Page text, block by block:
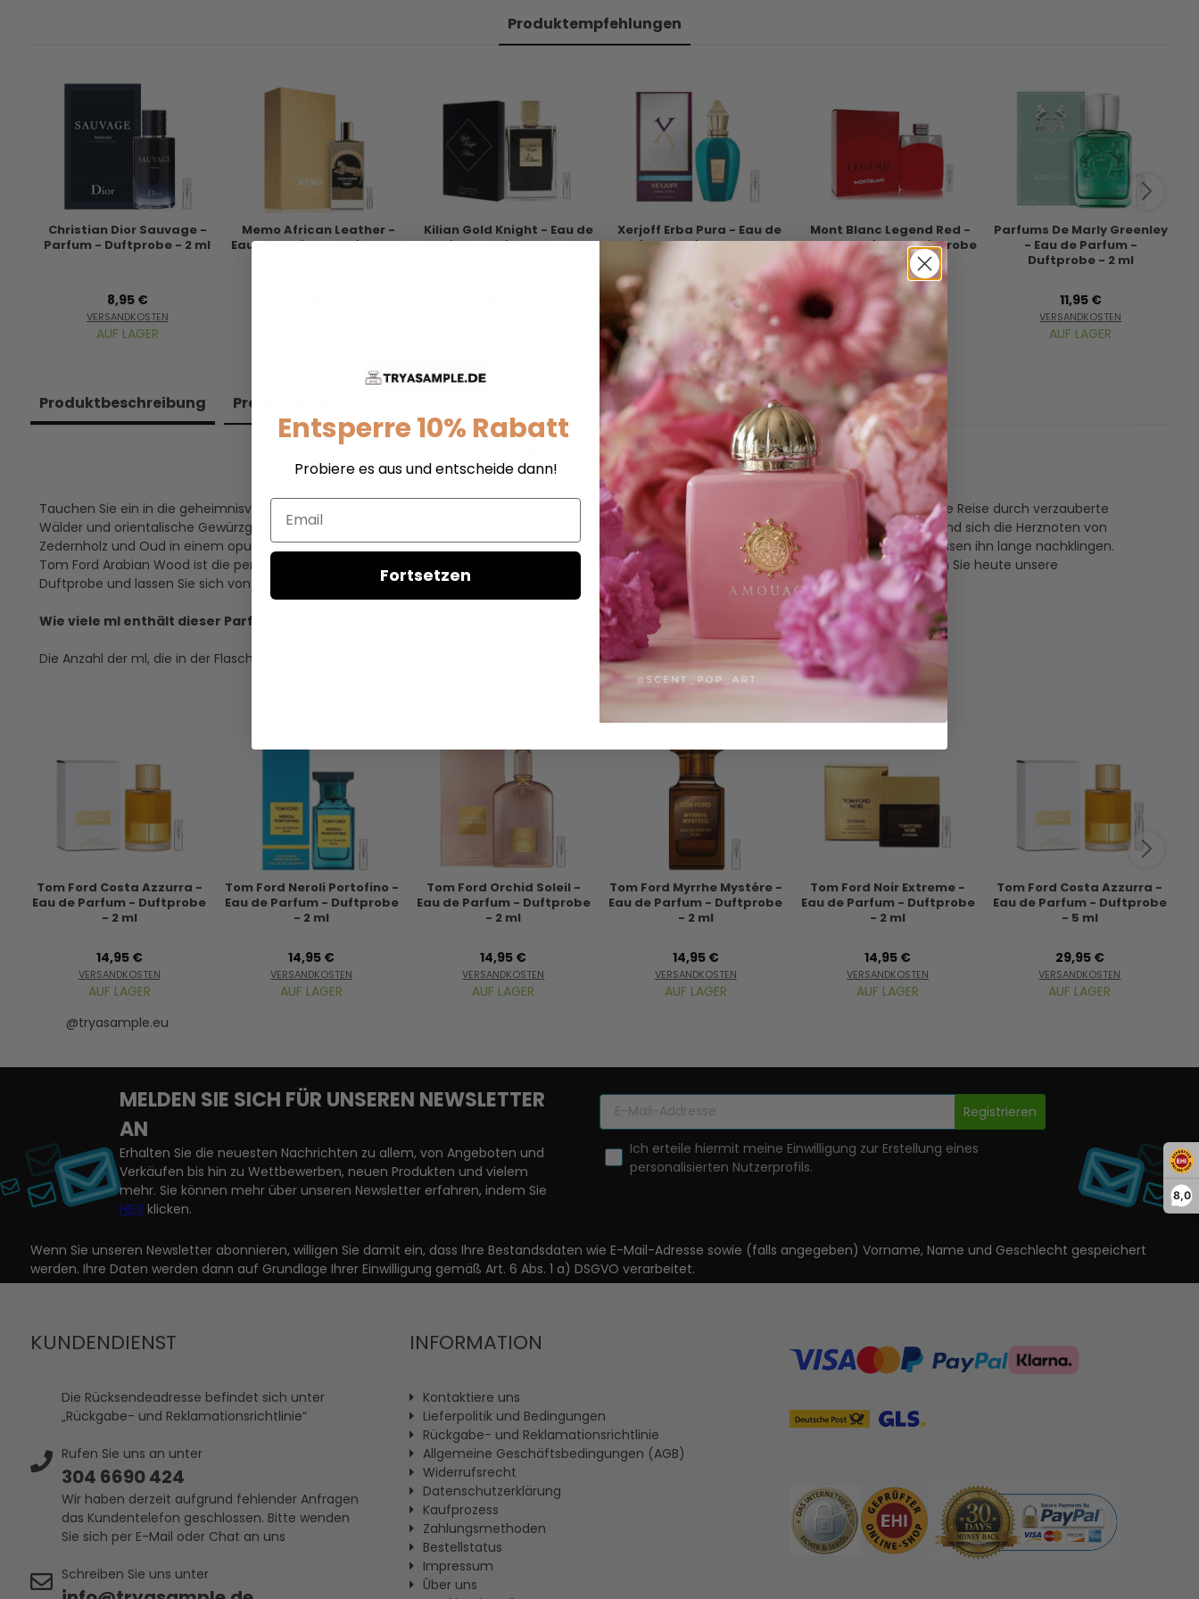
8,0
Produktempfehlungen
Christian Dior Sauvage -
Parfum - Duftprobe - 2 ml
8,95 €
VERSANDKOSTEN
AUF LAGER
Memo African Leather -
Eau de Parfum - Duftprobe
Kilian Gold Knight - Eau de
Parfum - Duftprobe - 2 ml
Xerjoff Erba Pura - Eau de
Parfum - Duftprobe - 2 ml
10,00 €
VERSANDKOSTEN
AUF LAGER
Mont Blanc Legend Red -
Eau de Parfum - Duftprobe
- 2 ml
7,95 €
VERSANDKOSTEN
AUF LAGER
Parfums De Marly Greenley
- Eau de Parfum -
Duftprobe - 2 ml
11,95 €
VERSANDKOSTEN
AUF LAGER
Produkt­beschreibung Produkt­zutaten
Tom Ford Arabian Wood - Eau de Parfum - Duftprobe
Tauchen Sie ein in die geheimnisvolle Welt des Orients mit Tom Ford Arabian Wood Eau de Parfum. Diese Duftprobe entführt Sie auf eine sinnliche Reise durch verzauberte
Wälder und orientalische Gewürzgärten. Die Kopfnoten von Safran und Kardamom eröffnen das Dufterlebnis mit einer exotischen Wärme, während sich die Herznoten von
Zedernholz und Oud in einem opulenten Bouquet entfalten. Die Basisnoten von Vetiver und Sandelholz verleihen dem Duft eine edle Tiefe und lassen ihn lange nachklingen.
Tom Ford Arabian Wood ist die perfekte Wahl für den anspruchsvollen Kenner, der die faszinierende Welt des Orients erkunden möchte. Probieren Sie heute unsere
Duftprobe und lassen Sie sich von Tom Ford Arabian Wood verführen!
Wie viele ml enthält dieser Parfümtester?
Die Anzahl der ml, die in der Flasche enthalten sind, ist im Produktnamen oben angegeben.
Tom Ford Costa Azzurra -
Eau de Parfum - Duftprobe
- 2 ml
14,95 €
VERSANDKOSTEN
AUF LAGER
Tom Ford Neroli Portofino -
Eau de Parfum - Duftprobe
- 2 ml
14,95 €
VERSANDKOSTEN
AUF LAGER
Tom Ford Orchid Soleil -
Eau de Parfum - Duftprobe
- 2 ml
14,95 €
VERSANDKOSTEN
AUF LAGER
Tom Ford Myrrhe Mystére -
Eau de Parfum - Duftprobe
- 2 ml
14,95 €
VERSANDKOSTEN
AUF LAGER
Tom Ford Noir Extreme -
Eau de Parfum - Duftprobe
- 2 ml
14,95 €
VERSANDKOSTEN
AUF LAGER
Tom Ford Costa Azzurra -
Eau de Parfum - Duftprobe
- 5 ml
29,95 €
VERSANDKOSTEN
AUF LAGER
@tryasample.eu
MELDEN SIE SICH FÜR UNSEREN NEWSLETTER
AN
Erhalten Sie die neuesten Nachrichten zu allem, von Angeboten und
Verkäufen bis hin zu Wettbewerben, neuen Produkten und vielem
mehr. Sie können mehr über unseren Newsletter erfahren, indem Sie
HIER klicken.
Registrieren
Ich erteile hiermit meine Einwilligung zur Erstellung eines
personalisierten Nutzerprofils.
Wenn Sie unseren Newsletter abonnieren, willigen Sie damit ein, dass Ihre Bestandsdaten wie E-Mail-Adresse sowie (falls angegeben) Vorname, Name und Geschlecht gespeichert
werden. Ihre Daten werden dann auf Grundlage Ihrer Einwilligung gemäß Art. 6 Abs. 1 a) DSGVO verarbeitet.
KUNDENDIENST
Die Rücksendeadresse befindet sich unter
„Rückgabe- und Reklamationsrichtlinie“
Rufen Sie uns an unter
304 6690 424
Wir haben derzeit aufgrund fehlender Anfragen
das Kundentelefon geschlossen. Bitte wenden
Sie sich per E-Mail oder Chat an uns
Schreiben Sie uns unter
INFORMATION
Kontaktiere uns
Lieferpolitik und Bedingungen
Rückgabe- und Reklamationsrichtlinie
Allgemeine Geschäftsbedingungen (AGB)
Widerrufsrecht
Datenschutzerklärung
Kaufprozess
Zahlungsmethoden
Bestellstatus
Impressum
Ûber uns
Entsperre 10% Rabatt
Probiere es aus und entscheide dann!
Email
Fortsetzen